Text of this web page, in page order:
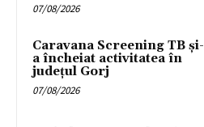
07/08/2026
Caravana Screening TB și-
a încheiat activitatea în
județul Gorj
07/08/2026